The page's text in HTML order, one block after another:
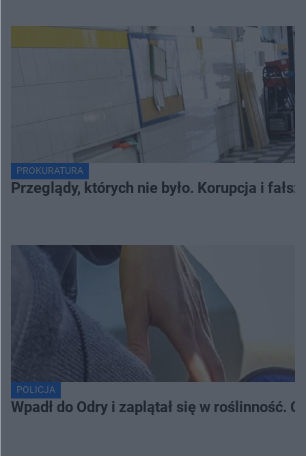
PROKURATURA
Przeglądy, których nie było. Korupcja i
POLICJA
Wpadł do Odry i zaplątał się w roślinność.